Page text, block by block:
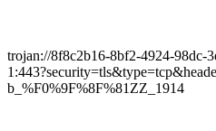
trojan://8f8c2b16-8bf2-4924-98dc-
b_%F0%9F%8F%81ZZ_1914